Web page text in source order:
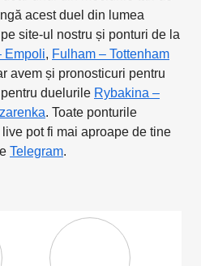
acest duel din lumea
site-ul nostru și ponturi de la
Empoli, Fulham – Tottenham
avem și pronosticuri pentru
duelurile Rybakina –
. Toate ponturile
pot fi mai aproape de tine
Telegram.